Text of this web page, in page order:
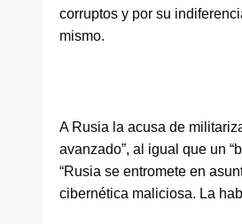
corruptos y por su
mismo.
A Rusia la acusa de
avanzado”, al igual que un
“Rusia se entromete en
cibernética maliciosa. La